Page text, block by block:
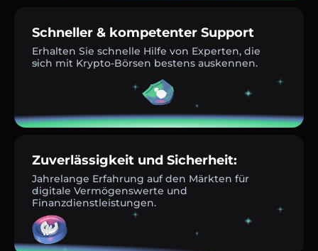
Schneller & kompetenter Support
Erhalten Sie schnelle Hilfe von Experten, die
sich mit Krypto-Börsen bestens auskennen.
Zuverlässigkeit und Sicherheit:
Jahrelange Erfahrung auf den Märkten für
digitale Vermögenswerte und
Finanzdienstleistungen.